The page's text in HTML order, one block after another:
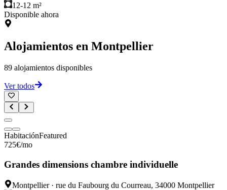
12-12 m²
Disponible ahora
Alojamientos en Montpellier
89 alojamientos disponibles
Ver todos
HabitaciónFeatured
725€/mo
Grandes dimensions chambre individuelle
Montpellier· rue du Faubourg du Courreau, 34000 Montpellier